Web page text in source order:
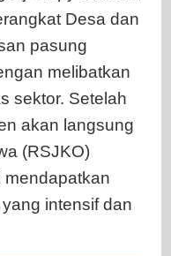
Desa dan
pasung
melibatkan
sektor. Setelah
akan langsung
(RSJKO)
mendapatkan
intensif dan